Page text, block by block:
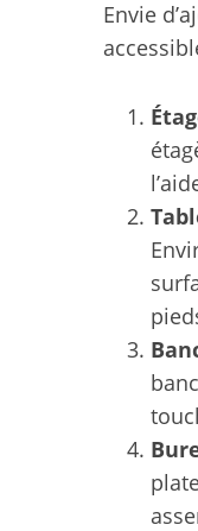
Envie